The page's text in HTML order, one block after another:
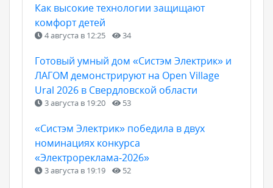
Как высокие технологии защищают
комфорт детей
4 августа в 12:25 34
Готовый умный дом «Систэм Электрик» и
ЛАГОМ демонстрируют на Open Village
Ural 2026 в Свердловской области
3 августа в 19:20 53
«Систэм Электрик» победила в двух
номинациях конкурса
«Электрореклама‑2026»
3 августа в 19:19 52